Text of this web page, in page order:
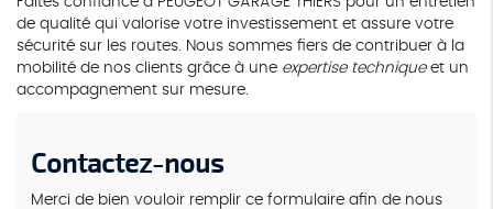
de qualité qui valorise votre investissement et assure votre
sécurité sur les routes. Nous sommes fiers de contribuer à la
mobilité de nos clients grâce à une expertise techniqueet un
accompagnement sur mesure.
Contactez-nous
Merci de bien vouloir remplir ce formulaire afin de nous